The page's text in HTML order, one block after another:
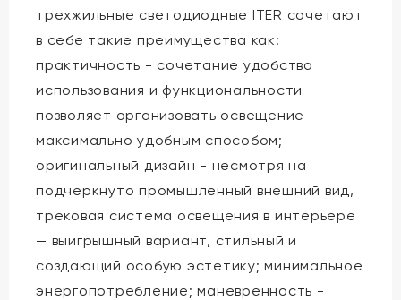
трехжильные светодиодные ITER сочетают
в себе такие преимущества как:
практичность - сочетание удобства
использования и функциональности
позволяет организовать освещение
максимально удобным способом;
оригинальный дизайн - несмотря на
подчеркнуто промышленный внешний вид,
трековая система освещения в интерьере
— выигрышный вариант, стильный и
создающий особую эстетику; минимальное
энергопотребление; маневренность -